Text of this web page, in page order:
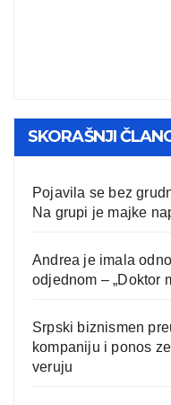
SKORAŠNJI
Pojavila se bez
Na grupi je majke
Andrea je imala
odjednom – „Doktor
Srpski biznismen
kompaniju i ponos
veruju